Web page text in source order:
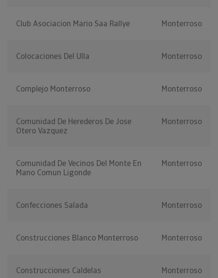
Club Asociacion Mario Saa Rallye Monterroso
Colocaciones Del Ulla Monterroso
Complejo Monterroso Monterroso
Comunidad De Herederos De Jose
Otero Vazquez
Monterroso
Comunidad De Vecinos Del Monte En
Mano Comun Ligonde
Monterroso
Confecciones Salada Monterroso
Construcciones Blanco Monterroso Monterroso
Construcciones Caldelas Monterroso